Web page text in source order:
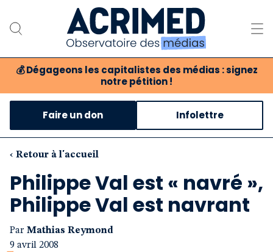
💰 Dégageons les capitalistes des médias : signez
notre pétition !
Notre association
Notre critique des médias
Nos propositions
Notre revue
Boutique
Faire un don Infolettre
‹ Retour à l'accueil
Philippe Val est « navré »,
Philippe Val est navrant
Par Mathias Reymond
9 avril 2008